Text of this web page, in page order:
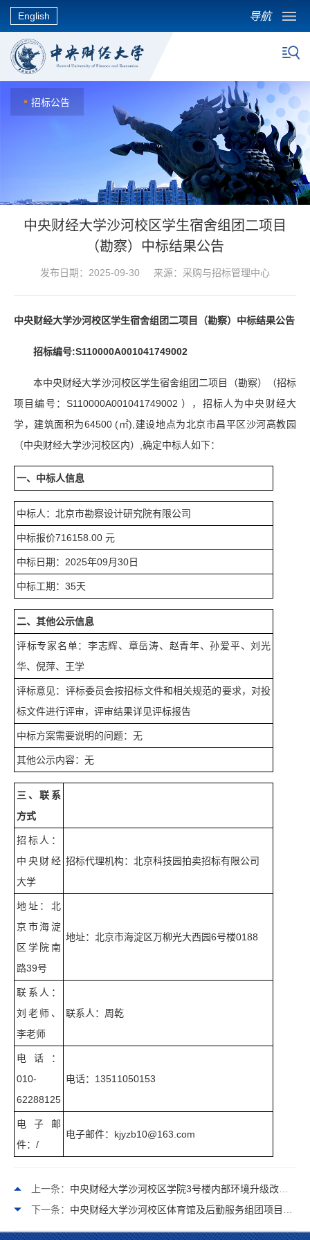
English 导航
招标公告
中央财经大学沙河校区学生宿舍组团二项目
（勘察）中标结果公告
发布日期：2025-09-30 来源：采购与招标管理中心
中央财经大学沙河校区学生宿舍组团二项目（勘察）中标结果公告
招标编号:S110000A001041749002
本中央财经大学沙河校区学生宿舍组团二项目（勘察）（招标
项目编号：S110000A001041749002 ），招标人为中央财经大
学，建筑面积为64500 (㎡),建设地点为北京市昌平区沙河高教园
（中央财经大学沙河校区内）,确定中标人如下：
一、中标人信息
中标人：北京市勘察设计研究院有限公司
中标报价716158.00 元
中标日期：2025年09月30日
中标工期：35天
二、其他公示信息
评标专家名单：李志辉、章岳涛、赵青年、孙爱平、刘光
华、倪萍、王学
评标意见：评标委员会按招标文件和相关规范的要求，对投
标文件进行评审，评审结果详见评标报告
中标方案需要说明的问题：无
其他公示内容：无
三、联系
方式
招标人：
中央财经
大学
招标代理机构：北京科技园拍卖招标有限公司
地址：北
京市海淀
区学院南
路39号
地址：北京市海淀区万柳光大西园6号楼0188
联系人：
刘老师、
李老师
联系人：周乾
电话：
010-
62288125
电话：13511050153
电子邮
件：/
电子邮件：kjyzb10@163.com
上一条： 中央财经大学沙河校区学院3号楼内部环境升级改造采购项目比选公告
下一条： 中央财经大学沙河校区体育馆及后勤服务组团项目（方案设计、初步设计、施工图设计）招标公告